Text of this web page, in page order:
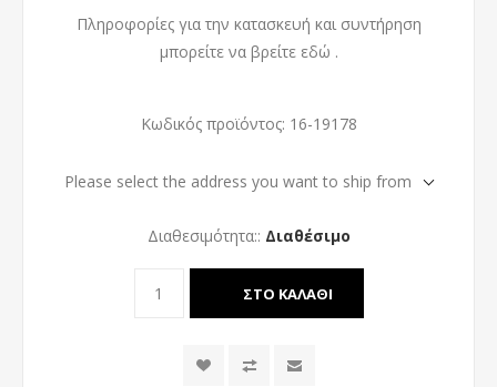
Πληροφορίες για την κατασκευή και συντήρηση
μπορείτε να βρείτε εδώ .
Κωδικός προϊόντος: 16-19178
Please select the address you want to ship from
Διαθεσιμότητα:: Διαθέσιμο